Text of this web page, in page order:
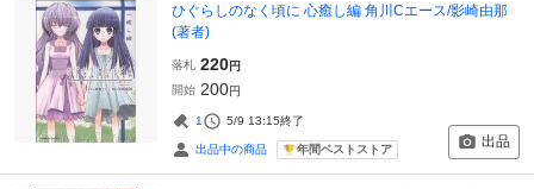
ひぐらしのなく頃に 心癒し編 角川Cエース/影崎由那
(著者)
落札 220円
開始 200円
1 5/9 13:15終了
出品中の商品 年間ベストストア 出品